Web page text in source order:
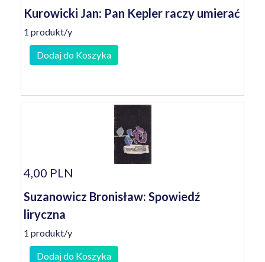
Kurowicki Jan: Pan Kepler raczy umierać
1 produkt/y
Dodaj do Koszyka
4,00 PLN
Suzanowicz Bronisław: Spowiedź
liryczna
1 produkt/y
Dodaj do Koszyka